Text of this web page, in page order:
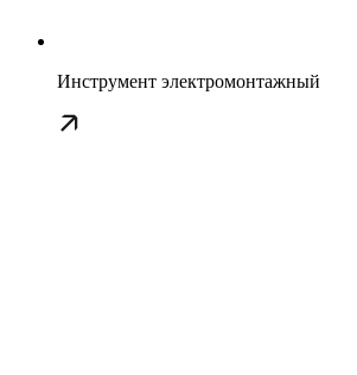
Инструмент электромонтажный